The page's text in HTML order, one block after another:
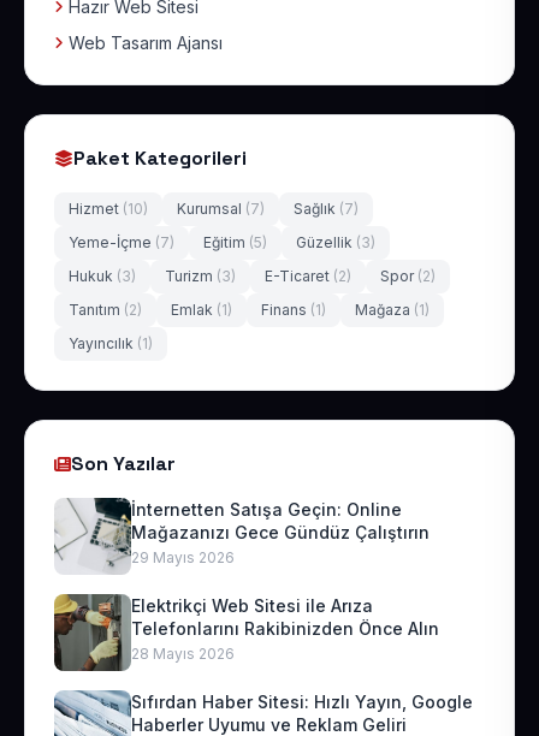
Hazır Web Sitesi
Web Tasarım Ajansı
Paket Kategorileri
Hizmet (10) Kurumsal (7) Sağlık (7)
Yeme-İçme (7) Eğitim (5) Güzellik (3)
Hukuk (3) Turizm (3) E-Ticaret (2) Spor (2)
Tanıtım (2) Emlak (1) Finans (1) Mağaza (1)
Yayıncılık (1)
Son Yazılar
İnternetten Satışa Geçin: Online
Mağazanızı Gece Gündüz Çalıştırın
29 Mayıs 2026
Elektrikçi Web Sitesi ile Arıza
Telefonlarını Rakibinizden Önce Alın
28 Mayıs 2026
Sıfırdan Haber Sitesi: Hızlı Yayın, Google
Haberler Uyumu ve Reklam Geliri